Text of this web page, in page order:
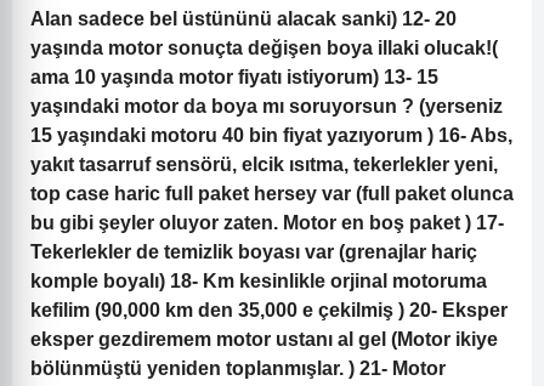
Alan sadece bel üstününü alacak sanki) 12- 20
yaşında motor sonuçta değişen boya illaki olucak!(
ama 10 yaşında motor fiyatı istiyorum) 13- 15
yaşındaki motor da boya mı soruyorsun ? (yerseniz
15 yaşındaki motoru 40 bin fiyat yazıyorum ) 16- Abs,
yakıt tasarruf sensörü, elcik ısıtma, tekerlekler yeni,
top case haric full paket hersey var (full paket olunca
bu gibi şeyler oluyor zaten. Motor en boş paket ) 17-
Tekerlekler de temizlik boyası var (grenajlar hariç
komple boyalı) 18- Km kesinlikle orjinal motoruma
kefilim (90,000 km den 35,000 e çekilmiş ) 20- Eksper
eksper gezdiremem motor ustanı al gel (Motor ikiye
bölünmüştü yeniden toplanmışlar. ) 21- Motor